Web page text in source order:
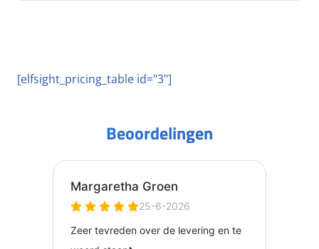
[elfsight_pricing_table id="3"]
Beoordelingen